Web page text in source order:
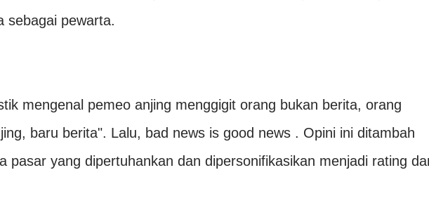
sebagai pewarta.
mengenal pemeo anjing menggigit orang bukan berita, orang
baru berita". Lalu, bad news is good news . Opini ini ditambah
pasar yang dipertuhankan dan dipersonifikasikan menjadi rating